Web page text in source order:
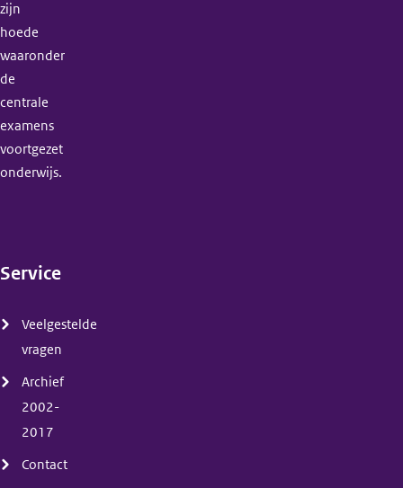
zijn
hoede
waaronder
de
centrale
examens
voortgezet
onderwijs.
Service
Veelgestelde
vragen
Archief
2002-
2017
Contact